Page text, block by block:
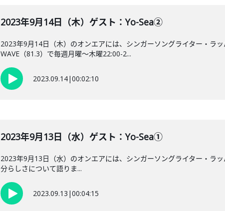
2023年9月14日（木）ゲスト：Yo-Sea②
2023年9月14日（木）のオンエアには、シンガーソングライター・ラ
WAVE（81.3）で毎週月曜～木曜22:00-2...
2023.09.14|00:02:10
2023年9月13日（水）ゲスト：Yo-Sea①
2023年9月13日（水）のオンエアには、シンガーソングライター・ラ
分らしさについて語りま...
2023.09.13 |00:04:15